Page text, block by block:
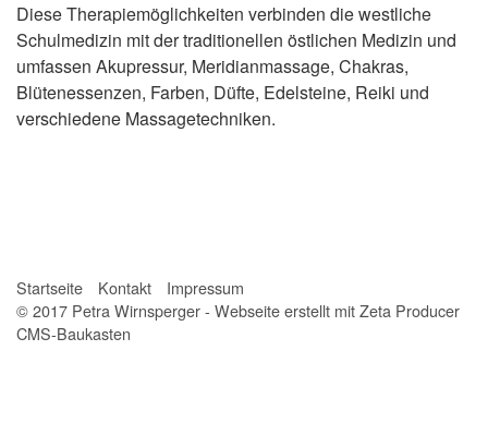
Über mich
Kontakt
Diese Therapiemöglichkeiten verbinden die westliche
Schulmedizin mit der traditionellen östlichen Medizin und
umfassen Akupressur, Meridianmassage, Chakras,
Blütenessenzen, Farben, Düfte, Edelsteine, Reiki und
verschiedene Massagetechniken.
Startseite Kontakt
Impressum
© 2017 Petra Wirnsperger - Webseite erstellt mit Zeta Producer
CMS-Baukasten